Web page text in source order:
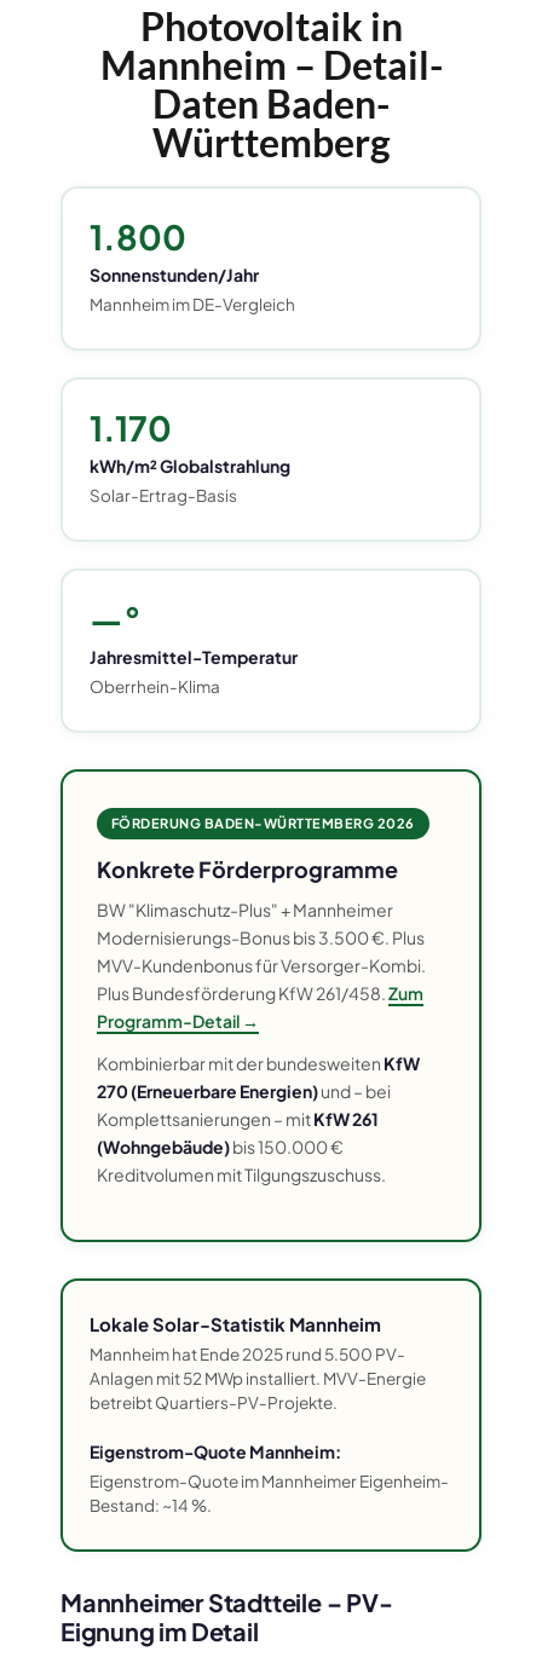
Photovoltaik in
Mannheim – Detail-
Daten Baden-
Württemberg
1.800
Sonnenstunden/Jahr
Mannheim im DE-Vergleich
1.170
kWh/m² Globalstrahlung
Solar-Ertrag-Basis
—°
Jahresmittel-Temperatur
Oberrhein-Klima
FÖRDERUNG BADEN-WÜRTTEMBERG 2026
Konkrete Förderprogramme
BW "Klimaschutz-Plus" + Mannheimer
Modernisierungs-Bonus bis 3.500 €. Plus
MVV-Kundenbonus für Versorger-Kombi.
Plus Bundesförderung KfW 261/458.Zum
Programm-Detail →
Kombinierbar mit der bundesweiten KfW
270 (Erneuerbare Energien)und – bei
Komplettsanierungen – mitKfW 261
(Wohngebäude)bis 150.000 €
Kreditvolumen mit Tilgungszuschuss.
Lokale Solar-Statistik Mannheim
Mannheim hat Ende 2025 rund 5.500 PV-
Anlagen mit 52 MWp installiert. MVV-Energie
betreibt Quartiers-PV-Projekte.
Eigenstrom-Quote Mannheim:
Eigenstrom-Quote im Mannheimer Eigenheim-
Bestand: ~14 %.
Mannheimer Stadtteile – PV-
Eignung im Detail